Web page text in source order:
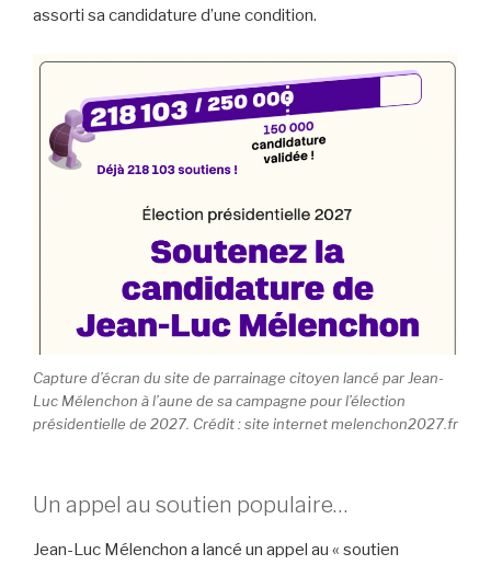
assorti sa candidature d’une condition.
Capture d’écran du site de parrainage citoyen lancé par Jean-
Luc Mélenchon à l’aune de sa campagne pour l’élection
présidentielle de 2027. Crédit : site internet melenchon2027.fr
Un appel au soutien populaire…
Jean-Luc Mélenchon a lancé un appel au « soutien